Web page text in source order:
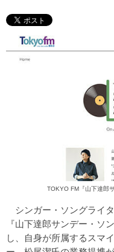
TOKYO FM『山下達郎
シンガー・ソングライ
『山下達郎サンデー・ソ
し、自身が所属するスマ